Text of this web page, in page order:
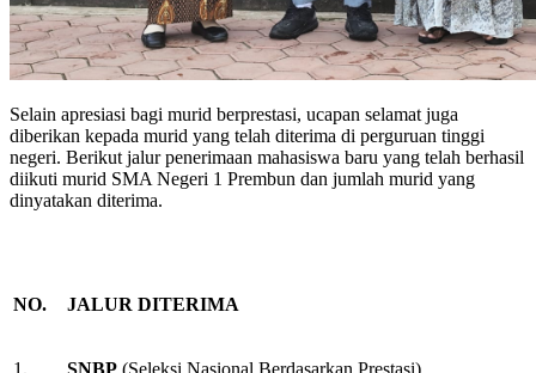
Selain apresiasi bagi murid berprestasi, ucapan selamat juga
diberikan kepada murid yang telah diterima di perguruan tinggi
negeri. Berikut jalur penerimaan mahasiswa baru yang telah berhasil
diikuti murid SMA Negeri 1 Prembun dan jumlah murid yang
dinyatakan diterima.
NO. JALUR DITERIMA